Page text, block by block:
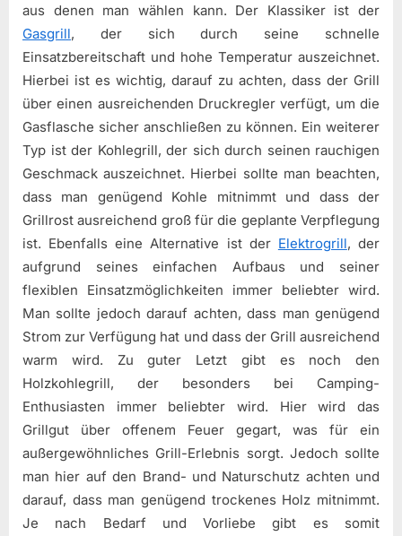
aus denen man wählen kann. Der Klassiker ist der
Gasgrill, der sich durch seine schnelle
Einsatzbereitschaft und hohe Temperatur auszeichnet.
Hierbei ist es wichtig, darauf zu achten, dass der Grill
über einen ausreichenden Druckregler verfügt, um die
Gasflasche sicher anschließen zu können. Ein weiterer
Typ ist der Kohlegrill, der sich durch seinen rauchigen
Geschmack auszeichnet. Hierbei sollte man beachten,
dass man genügend Kohle mitnimmt und dass der
Grillrost ausreichend groß für die geplante Verpflegung
ist. Ebenfalls eine Alternative ist der Elektrogrill, der
aufgrund seines einfachen Aufbaus und seiner
flexiblen Einsatzmöglichkeiten immer beliebter wird.
Man sollte jedoch darauf achten, dass man genügend
Strom zur Verfügung hat und dass der Grill ausreichend
warm wird. Zu guter Letzt gibt es noch den
Holzkohlegrill, der besonders bei Camping-
Enthusiasten immer beliebter wird. Hier wird das
Grillgut über offenem Feuer gegart, was für ein
außergewöhnliches Grill-Erlebnis sorgt. Jedoch sollte
man hier auf den Brand- und Naturschutz achten und
darauf, dass man genügend trockenes Holz mitnimmt.
Je nach Bedarf und Vorliebe gibt es somit